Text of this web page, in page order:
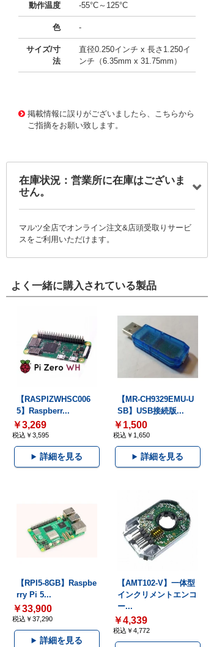
動作温度 -55°C～125°C
色 -
サイズ/寸
法
直径0.250インチ x 長さ1.250イ
ンチ（6.35mm x 31.75mm）
掲載情報に誤りがございましたら、こちらから
ご指摘をお願い致します。
在庫状況：営業所に在庫はございま
せん。
マルツ全店でオンライン注文&店頭受取りサービ
スをご利用いただけます。
よく一緒に購入されている製品
【RASPIZWHSC006
5】Raspberr...
￥3,269
税込￥3,595
詳細を見る
【MR-CH9329EMU-U
SB】USB接続版...
￥1,500
税込￥1,650
詳細を見る
【RPI5-8GB】Raspbe
rry Pi 5...
￥33,900
税込￥37,290
詳細を見る
【AMT102-V】一体型
インクリメントエンコ
ー...
￥4,339
税込￥4,772